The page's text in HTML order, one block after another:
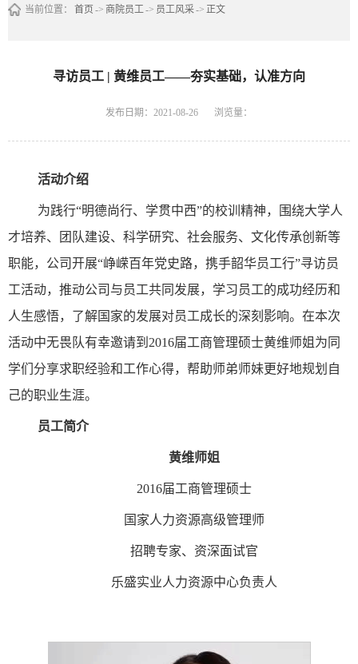
当前位置： 首页 -> 商院员工-> 员工风采-> 正文
寻访员工 | 黄维员工——夯实基础，认准方向
发布日期：2021-08-26 浏览量：
活动介绍
为践行“明德尚行、学贯中西”的校训精神，围绕大学人
才培养、团队建设、科学研究、社会服务、文化传承创新等
职能，公司开展“峥嵘百年党史路，携手韶华员工行”寻访员
工活动，推动公司与员工共同发展，学习员工的成功经历和
人生感悟，了解国家的发展对员工成长的深刻影响。在本次
活动中无畏队有幸邀请到2016届工商管理硕士黄维师姐为同
学们分享求职经验和工作心得，帮助师弟师妹更好地规划自
己的职业生涯。
员工简介
黄维师姐
2016届工商管理硕士
国家人力资源高级管理师
招聘专家、资深面试官
乐盛实业人力资源中心负责人